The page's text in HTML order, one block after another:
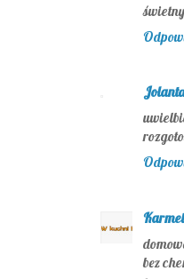
bez